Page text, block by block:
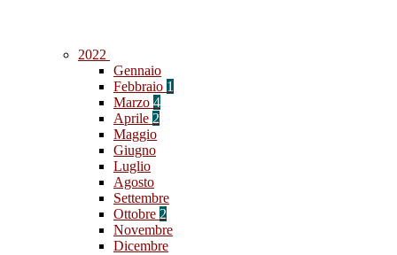
2022
Gennaio
Febbraio 1
Marzo 4
Aprile 2
Maggio
Giugno
Luglio
Agosto
Settembre
Ottobre 2
Novembre
Dicembre